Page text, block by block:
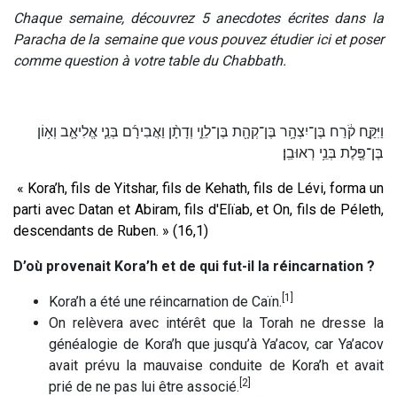
Chaque semaine, découvrez 5 anecdotes écrites dans la
Paracha de la semaine que vous pouvez étudier ici et poser
comme question à votre table du Chabbath.
וַיִּקַּ֣ח קֹ֔רַח בֶּן־יִצְהָ֥ר בֶּן־קְהָ֖ת בֶּן־לֵוִ֑י וְדָתָ֨ן וַאֲבִירָ֜ם בְּנֵ֧י אֱלִיאָ֛ב וְא֥וֹן
בֶּן־פֶּ֖לֶת בְּנֵ֥י רְאוּבֵֽן׃
« Kora’h, fils de Yitshar, fils de Kehath, fils de Lévi, forma un
parti avec Datan et Abiram, fils d'Elïab, et On, fils de Péleth,
descendants de Ruben. » (16,1)
D’où provenait Kora’h et de qui fut-il la réincarnation ?
Kora’h a été une réincarnation de Caïn. [1]
On relèvera avec intérêt que la Torah ne dresse la
généalogie de Kora’h que jusqu’à Ya’acov, car Ya’acov
avait prévu la mauvaise conduite de Kora’h et avait
prié de ne pas lui être associé. [2]